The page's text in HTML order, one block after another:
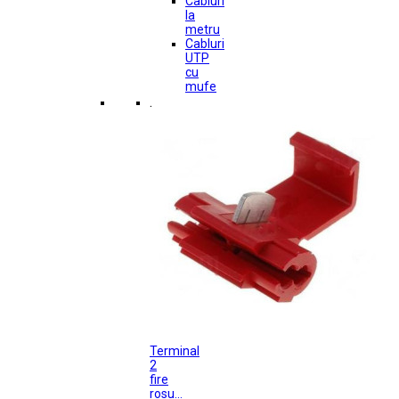
la
metru
Cabluri
UTP
cu
mufe
.
Terminal
2
fire
rosu...